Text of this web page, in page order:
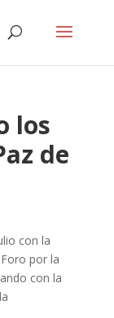
los
de
con la
por la
con la